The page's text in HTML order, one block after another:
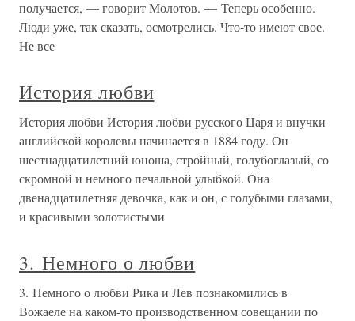
получается, — говорит Молотов. — Теперь особенно.
Люди уже, так сказать, осмотрелись. Что-то имеют свое.
Не все
История любви
История любви История любви русского Царя и внучки
английской королевы начинается в 1884 году. Он
шестнадцатилетний юноша, стройный, голубоглазый, со
скромной и немного печальной улыбкой. Она
двенадцатилетняя девочка, как и он, с голубыми глазами,
и красивыми золотистыми
3. Немного о любви
3. Немного о любви Рика и Лев познакомились в
Вожаеле на каком-то производственном совещании по